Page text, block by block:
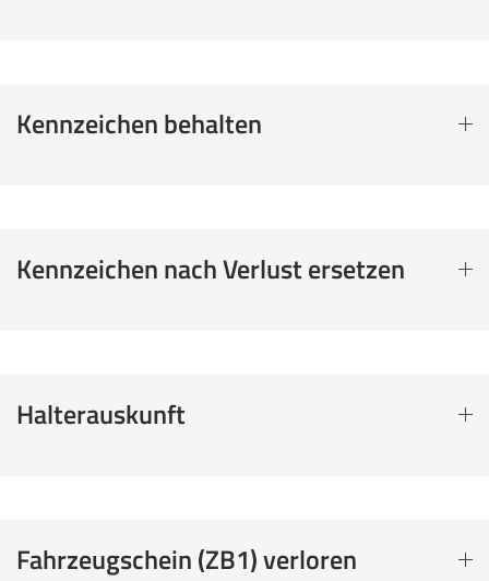
Kennzeichen behalten
Kennzeichen nach Verlust ersetzen
Halterauskunft
Fahrzeugschein (ZB1) verloren